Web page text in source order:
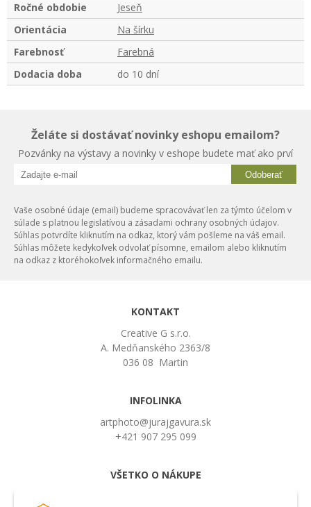
Ročné obdobie
Jeseň
Orientácia
Na šírku
Farebnosť
Farebná
Dodacia doba
do 10 dní
Želáte si dostávať novinky eshopu emailom?
Pozvánky na výstavy a novinky v eshope budete mať ako prví
Odoberať
Vaše osobné údaje (email) budeme spracovávať len za týmto účelom v
súlade s platnou legislatívou a zásadami ochrany osobných údajov.
Súhlas potvrdíte kliknutím na odkaz, ktorý vám pošleme na váš email.
Súhlas môžete kedykoľvek odvolať písomne, emailom alebo kliknutím
na odkaz z ktoréhokoľvek informačného emailu.
KONTAKT
Creative G s.r.o.
A. Medňanského 2363/8
036 08 Martin
INFOLINKA
artphoto@jurajgavura.sk
+421 907 295 099
VŠETKO O NÁKUPE